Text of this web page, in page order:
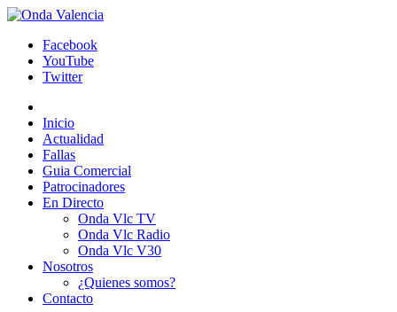
Facebook
YouTube
Twitter
Inicio
Actualidad
Fallas
Guia Comercial
Patrocinadores
En Directo
Onda Vlc TV
Onda Vlc Radio
Onda Vlc V30
Nosotros
¿Quienes somos?
Contacto